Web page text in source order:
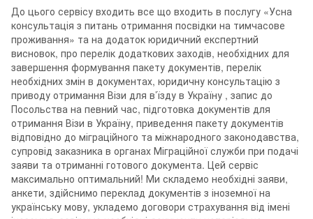
До цього сервісу входить все що входить в послугу «Усна
консультація з питань отримання посвідки на тимчасове
проживання» та на додаток юридичний експертний
висновок, про перелік додаткових заходів, необхідних для
завершення формування пакету документів, перелік
необхідних змін в документах, юридичну консультацію з
приводу отримання Візи для в’їзду в Україну , запис до
Посольства на певний час, підготовка документів для
отримання Візи в Україну, приведення пакету документів
відповідно до міграційного та міжнародного законодавства,
супровід заказника в органах Міграційної служби при подачі
заяви та отриманні готового документа. Цей сервіс
максимально оптимальний! Ми складемо необхідні заяви,
анкети, здійснимо переклад документів з іноземної на
українську мову, укладемо договори страхування від імені